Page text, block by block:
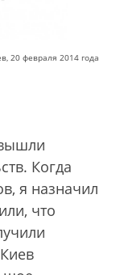
20 февраля 2014 года
Когда
я назначил
что